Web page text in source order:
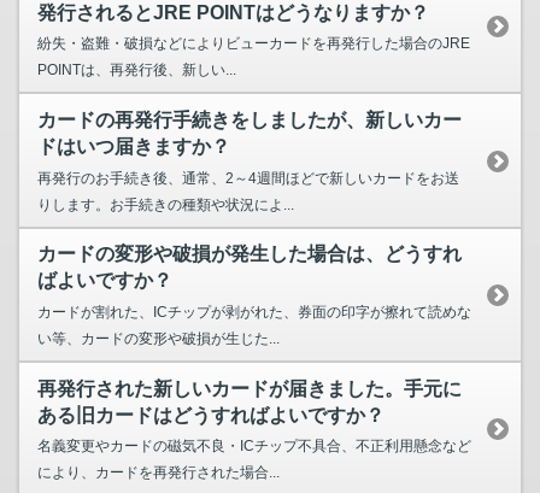
発行されるとJRE POINTはどうなりますか？
紛失・盗難・破損などによりビューカードを再発行した場合のJRE
POINTは、再発行後、新しい...
カードの再発行手続きをしましたが、新しいカー
ドはいつ届きますか？
再発行のお手続き後、通常、2～4週間ほどで新しいカードをお送
りします。お手続きの種類や状況によ...
カードの変形や破損が発生した場合は、どうすれ
ばよいですか？
カードが割れた、ICチップが剥がれた、券面の印字が擦れて読めな
い等、カードの変形や破損が生じた...
再発行された新しいカードが届きました。手元に
ある旧カードはどうすればよいですか？
名義変更やカードの磁気不良・ICチップ不具合、不正利用懸念など
により、カードを再発行された場合...